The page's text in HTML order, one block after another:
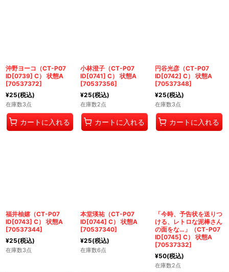
沖野ヨーコ（CT-P07
ID[0739] C） 状態A
[70537372]
¥25(税込)
在庫数3点
カートに入れる
小林澄子（CT-P07
ID[0741] C） 状態A
[70537356]
¥25(税込)
在庫数2点
カートに入れる
円谷光彦（CT-P07
ID[0742] C） 状態A
[70537348]
¥25(税込)
在庫数3点
カートに入れる
福井柚嬉（CT-P07
ID[0743] C） 状態A
[70537344]
¥25(税込)
在庫数3点
本堂瑛祐（CT-P07
ID[0744] C） 状態A
[70537340]
¥25(税込)
在庫数6点
「今時、予告状を送りつ
ける、レトロな泥棒さん
の面をな…」（CT-P07
ID[0745] C） 状態A
[70537332]
¥50(税込)
在庫数2点